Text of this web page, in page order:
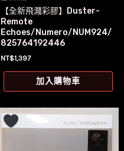
【全新飛濺彩膠】Duster-
Remote
Echoes/Numero/NUM924/
825764192446
NT$1,397
加入購物車